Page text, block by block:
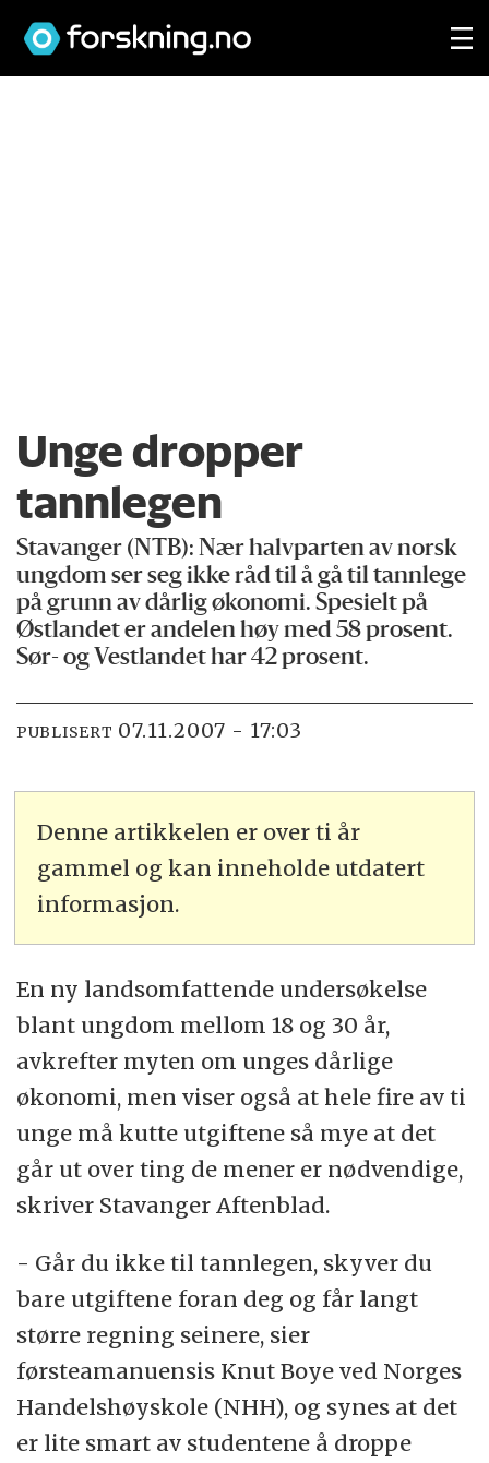
Unge dropper
tannlegen
Stavanger (NTB): Nær halvparten av norsk
ungdom ser seg ikke råd til å gå til tannlege
på grunn av dårlig økonomi. Spesielt på
Østlandet er andelen høy med 58 prosent.
Sør- og Vestlandet har 42 prosent.
PUBLISERT 07.11.2007 - 17:03
Denne artikkelen er over ti år
gammel og kan inneholde utdatert
informasjon.
En ny landsomfattende undersøkelse
blant ungdom mellom 18 og 30 år,
avkrefter myten om unges dårlige
økonomi, men viser også at hele fire av ti
unge må kutte utgiftene så mye at det
går ut over ting de mener er nødvendige,
skriver Stavanger Aftenblad.
- Går du ikke til tannlegen, skyver du
bare utgiftene foran deg og får langt
større regning seinere, sier
førsteamanuensis Knut Boye ved Norges
Handelshøyskole (NHH), og synes at det
er lite smart av studentene å droppe